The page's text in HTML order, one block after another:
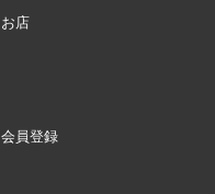
お店
会員登録